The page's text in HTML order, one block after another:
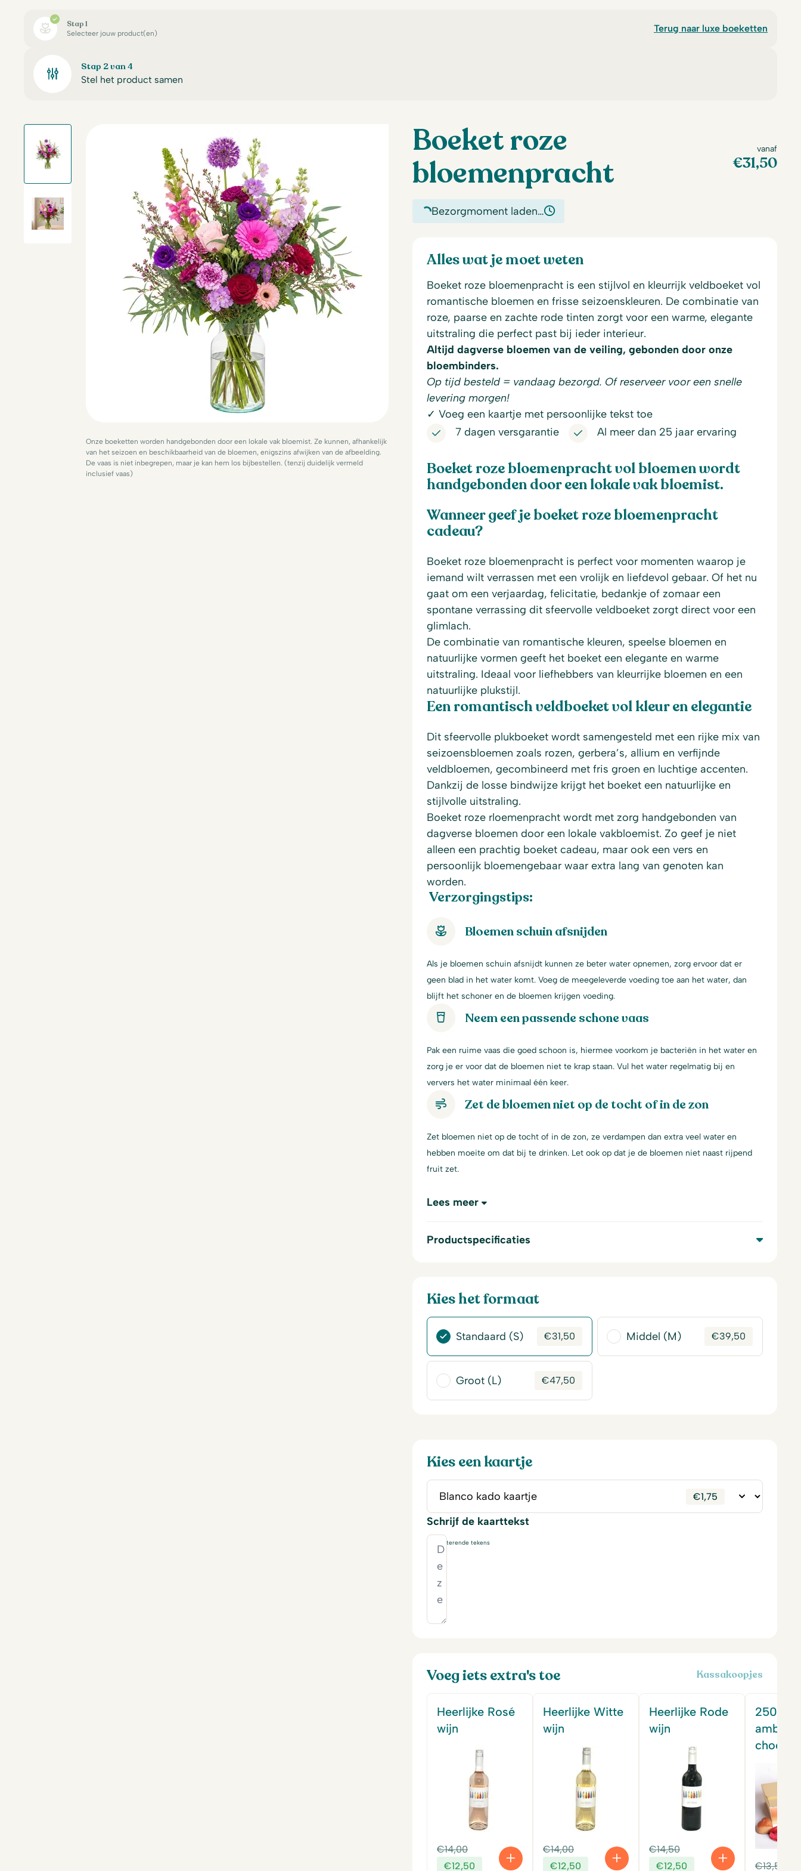
Stap 1
Selecteer jouw product(en) Terug naar luxe boeketten
Stap 2 van 4
Stel het product samen
Onze boeketten worden handgebonden door een lokale vak bloemist. Ze kunnen, afhankelijk
van het seizoen en beschikbaarheid van de bloemen, enigszins afwijken van de afbeelding.
De vaas is niet inbegrepen, maar je kan hem los bijbestellen. (tenzij duidelijk vermeld
inclusief vaas)
Boeket roze
bloemenpracht
vanaf
€31,50
Bezorgmoment laden…
Alles wat je moet weten
Boeket roze bloemenpracht is een stijlvol en kleurrijk veldboeket vol
romantische bloemen en frisse seizoenskleuren. De combinatie van
roze, paarse en zachte rode tinten zorgt voor een warme, elegante
uitstraling die perfect past bij ieder interieur.
Altijd dagverse bloemen van de veiling, gebonden door onze
bloembinders.
Op tijd besteld = vandaag bezorgd. Of reserveer voor een snelle
levering morgen!
✓ Voeg een kaartje met persoonlijke tekst toe
7 dagen versgarantie
Al meer dan 25 jaar ervaring
Boeket roze bloemenpracht vol bloemen wordt
handgebonden door een lokale vak bloemist.
Wanneer geef je boeket roze bloemenpracht
cadeau?
Boeket roze bloemenpracht is perfect voor momenten waarop je
iemand wilt verrassen met een vrolijk en liefdevol gebaar. Of het nu
gaat om een verjaardag, felicitatie, bedankje of zomaar een
spontane verrassing dit sfeervolle veldboeket zorgt direct voor een
glimlach.
De combinatie van romantische kleuren, speelse bloemen en
natuurlijke vormen geeft het boeket een elegante en warme
uitstraling. Ideaal voor liefhebbers van kleurrijke bloemen en een
natuurlijke plukstijl.
Een romantisch veldboeket vol kleur en elegantie
Dit sfeervolle plukboeket wordt samengesteld met een rijke mix van
seizoensbloemen zoals rozen, gerbera’s, allium en verfijnde
veldbloemen, gecombineerd met fris groen en luchtige accenten.
Dankzij de losse bindwijze krijgt het boeket een natuurlijke en
stijlvolle uitstraling.
Boeket roze rloemenpracht wordt met zorg handgebonden van
dagverse bloemen door een lokale vakbloemist. Zo geef je niet
alleen een prachtig boeket cadeau, maar ook een vers en
persoonlijk bloemengebaar waar extra lang van genoten kan
worden.
Verzorgingstips:
Bloemen schuin afsnijden
Als je bloemen schuin afsnijdt kunnen ze beter water opnemen, zorg ervoor dat er
geen blad in het water komt. Voeg de meegeleverde voeding toe aan het water, dan
blijft het schoner en de bloemen krijgen voeding.
Neem een passende schone vaas
Pak een ruime vaas die goed schoon is, hiermee voorkom je bacteriën in het water en
zorg je er voor dat de bloemen niet te krap staan. Vul het water regelmatig bij en
ververs het water minimaal één keer.
Zet de bloemen niet op de tocht of in de zon
Zet bloemen niet op de tocht of in de zon, ze verdampen dan extra veel water en
hebben moeite om dat bij te drinken. Let ook op dat je de bloemen niet naast rijpend
fruit zet.
Lees meer
Productspecificaties
Kies het formaat
Standaard (S) €31,50 Middel (M) €39,50
Groot (L) €47,50
Kies een kaartje
€1,75
Schrijf de kaarttekst
resterende tekens
Voeg iets extra's toe Kassakoopjes
Heerlijke Rosé
wijn
€14,00 Oorspronkelijke
prijs
€12,50
Huidige
Heerlijke Witte
wijn
€14,00Oorspronkelijke
prijs
€12,50
Huidige
Heerlijke Rode
wijn
€14,50Oorspronkelijke
prijs
€12,50
Huidige
250
€13,50